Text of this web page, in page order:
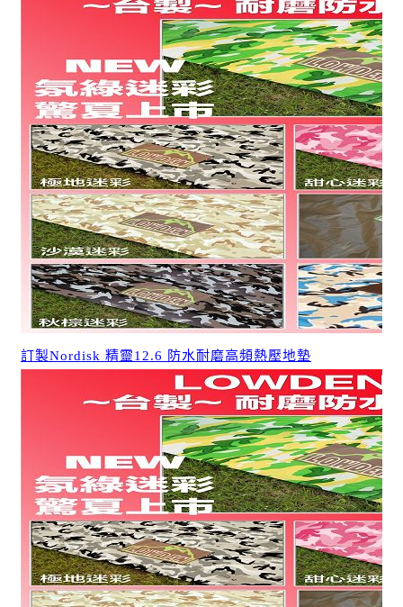
訂製Nordisk 精靈12.6 防水耐磨高頻熱壓地墊